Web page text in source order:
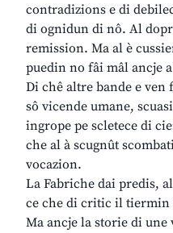
contradizions e di
di ognidun di nô. Al
remission. Ma al è
puedin no fâi mâl ancje
Di chê altre bande e ven
sô vicende umane,
ingrope pe scletece di
che al à scugnût
vocazion.
La Fabriche dai predis,
ce che di critic il tiermin
Ma ancje la storie di une